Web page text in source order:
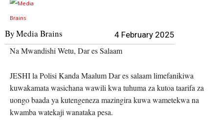
ByMedia Brains 4 February 2025
Na Mwandishi Wetu, Dar es Salaam
JESHI la Polisi Kanda Maalum Dar es salaam limefanikiwa
kuwakamata wasichana wawili kwa tuhuma za kutoa taarifa za
uongo baada ya kutengeneza mazingira kuwa wametekwa na
kwamba watekaji wanataka pesa.